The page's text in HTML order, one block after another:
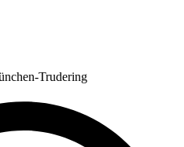
Trudering